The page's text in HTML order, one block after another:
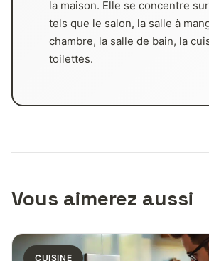
la maison. Elle se concentre
tels que le salon, la salle à
chambre, la salle de bain, la
toilettes.
Vous aimerez aussi
CUISINE